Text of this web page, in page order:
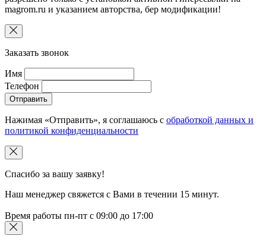
magrom.ru и указанием авторства, беp модификации!
Заказать звонок
Имя
Телефон
Отправить
Нажимая «Отправить», я соглашаюсь с обработкой данных и
политикой конфиденциальности
Спасибо за вашу заявку!
Наш менеджер свяжется с Вами в течении 15 минут.
Время работы пн-пт с 09:00 до 17:00